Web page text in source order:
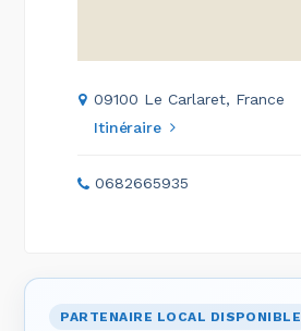
09100 Le Carlaret, France
Itinéraire
0682665935
PARTENAIRE LOCAL DISPONIBLE